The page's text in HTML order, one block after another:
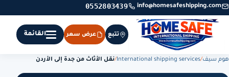
info@homesafeshipping.com
0552803439
تتبع عرض سعر القائمة
هوم سيف/
International shipping services
/نقل الأثاث من جدة إلى الأردن